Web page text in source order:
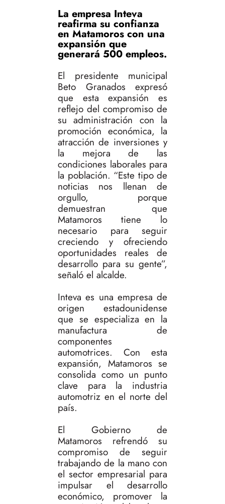
La empresa Inteva
reafirma su confianza
en Matamoros con una
expansión que
generará 500 empleos.
El presidente municipal
Beto Granados expresó
que esta expansión es
reflejo del compromiso de
su administración con la
promoción económica, la
atracción de inversiones y
la mejora de las
condiciones laborales para
la población. “Este tipo de
noticias nos llenan de
orgullo, porque
demuestran que
Matamoros tiene lo
necesario para seguir
creciendo y ofreciendo
oportunidades reales de
desarrollo para su gente”,
señaló el alcalde.
Inteva es una empresa de
origen estadounidense
que se especializa en la
manufactura de
componentes
automotrices. Con esta
expansión, Matamoros se
consolida como un punto
clave para la industria
automotriz en el norte del
país.
El Gobierno de
Matamoros refrendó su
compromiso de seguir
trabajando de la mano con
el sector empresarial para
impulsar el desarrollo
económico, promover la